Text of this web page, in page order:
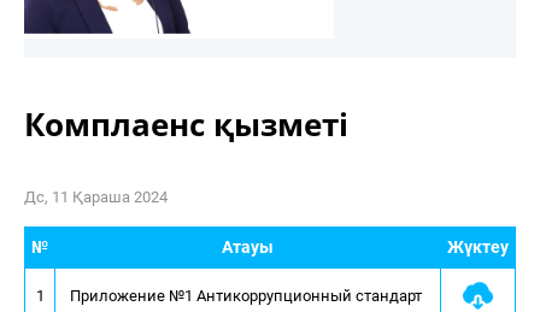
Комплаенс қызметі
Дс, 11 Қараша 2024
№ Атауы Жүктеу
1 Приложение №1 Антикоррупционный стандарт